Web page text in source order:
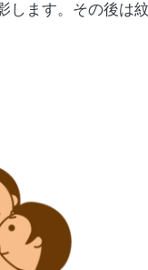
ます。その後は